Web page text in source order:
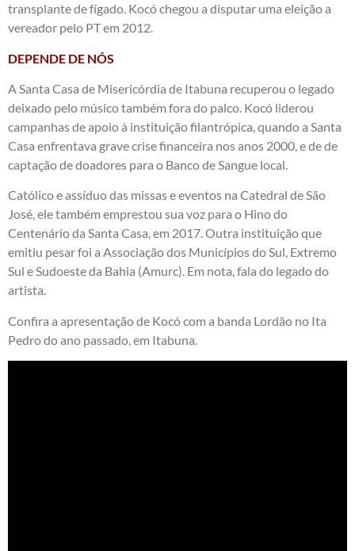
transplante de fígado. Kocó chegou a disputar uma eleição a
vereador pelo PT em 2012.
DEPENDE DE NÓS
A Santa Casa de Misericórdia de Itabuna recuperou o legado
deixado pelo músico também fora do palco. Kocó liderou
campanhas de apoio à instituição filantrópica, quando a Santa
Casa enfrentava grave crise financeira nos anos 2000, e de de
captação de doadores para o Banco de Sangue local.
Católico e assíduo das missas e eventos na Catedral de São
José, ele também emprestou sua voz para o Hino do
Centenário da Santa Casa, em 2017. Outra instituição que
emitiu pesar foi a Associação dos Municípios do Sul, Extremo
Sul e Sudoeste da Bahia (Amurc). Em nota, fala do legado do
artista.
Confira a apresentação de Kocó com a banda Lordão no Ita
Pedro do ano passado, em Itabuna.